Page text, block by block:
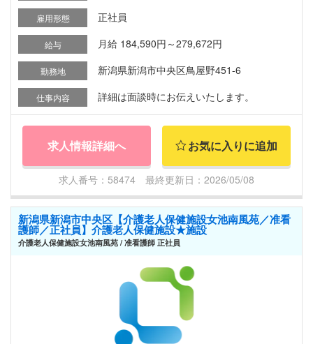
雇用形態 正社員
給与 月給 184,590円～279,672円
勤務地 新潟県新潟市中央区鳥屋野451-6
仕事内容 詳細は面談時にお伝えいたします。
求人情報詳細へ お気に入りに追加
求人番号：58474 最終更新日：2026/05/08
新潟県新潟市中央区【介護老人保健施設女池南風苑／准看
護師／正社員】介護老人保健施設★施設
介護老人保健施設女池南風苑 / 准看護師 正社員